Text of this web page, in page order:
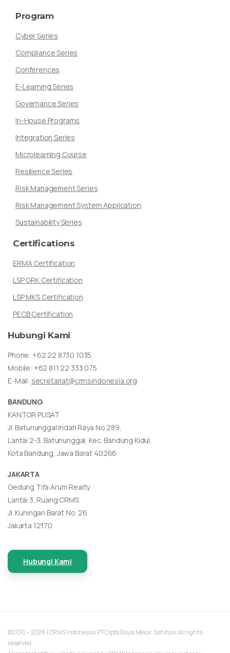
Program
Cyber Series
Compliance Series
Conferences
E-Learning Series
Governance Series
In-House Programs
Integration Series
Microlearning Course
Resilience Series
Risk Management Series
Risk Management System Application
Sustainability Series
Certifications
ERMA Certification
LSP GRK Certification
LSP MKS Certification
PECB Certification
Hubungi Kami
Phone: +62 22 8730 1035
Mobile: +62 811 22 333 075
E-Mail: secretariat@crmsindonesia.org
BANDUNG
KANTOR PUSAT
Jl. Batununggal Indah Raya No.289,
Lantai 2-3, Batununggal, Kec. Bandung Kidul,
Kota Bandung, Jawa Barat 40266
JAKARTA
Gedung Tifa Arum Realty
Lantai 3, Ruang CRMS
Jl. Kuningan Barat No. 26
Jakarta 12170
Hubungi Kami
©2010 – 2026 | CRMS Indonesia | PT Cipta Raya Mekar Sahitya | All rights
reserved.